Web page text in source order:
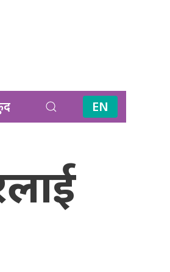
EN